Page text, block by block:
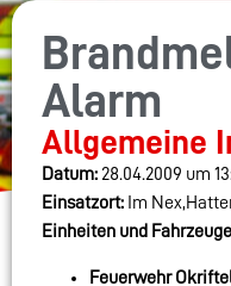
Alarm
Allgemeine
Datum: 28.04.2009 um
Einsatzort: Im
Einheiten und
Feuerwehr